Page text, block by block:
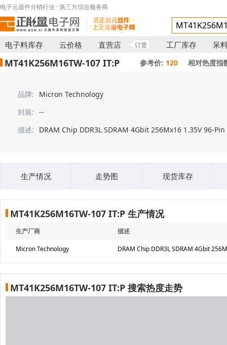
电子元器件分销行业 · 第三方综合服务商
电子料库存 云价格 直营店 订货 工厂库存 呆
MT41K256M16TW-107 IT:P 参考价: 120 相对热度指
品牌:
Micron Technology
封装: --
描述:
DRAM Chip DDR3L SDRAM 4Gbit 256Mx16 1.35V 96-Pin
生产情况 走势图 现货库存
MT41K256M16TW-107 IT:P 生产情况
生产厂商 描述
Micron Technology DRAM Chip DDR3L SDRAM 4Gbit
MT41K256M16TW-107 IT:P 搜索热度走势